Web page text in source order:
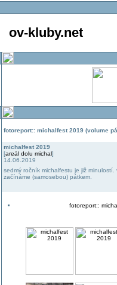
ov-kluby.net
fotoreport:: michalfest 2019 (volume
michalfest 2019
[areál dolu michal]
14.06.2019
sedmý ročník michalfestu je již
začínáme (samosebou) pátkem.
fotoreport::